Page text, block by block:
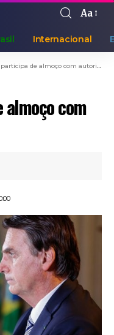
Aa
Internacional
de almoço com autoridades militares
com